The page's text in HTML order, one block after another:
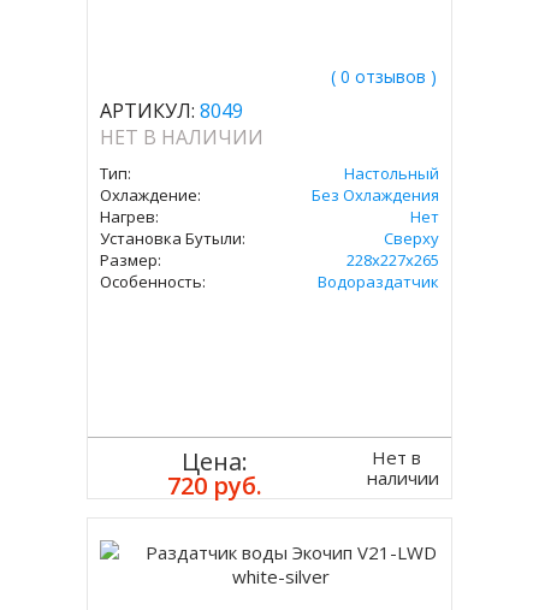
( 0 отзывов )
АРТИКУЛ: 8049
НЕТ В НАЛИЧИИ
Тип:
Настольный
Охлаждение:
Без Охлаждения
Нагрев:
Нет
Установка Бутыли:
Сверху
Размер:
228x227х265
Особенность:
Водораздатчик
Цена:
720 руб.
Нет в
наличии